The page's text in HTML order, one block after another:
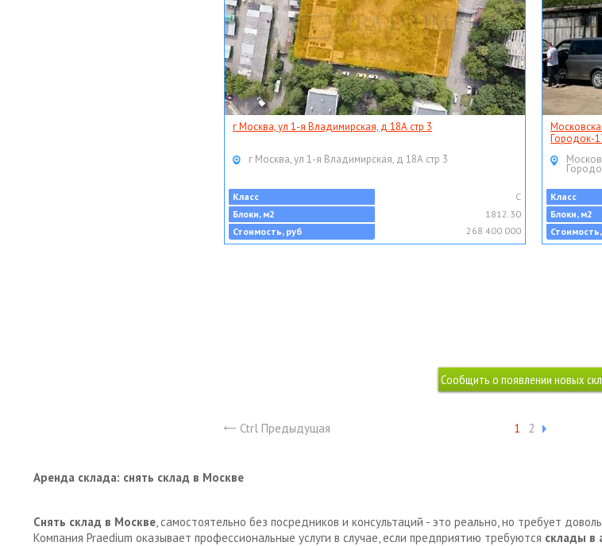
г Москва, ул 1-я Владимирская, д 18А стр 3
г Москва, ул 1-я Владимирская, д 18А стр 3
Класс
C
Блоки, м2
1812.30
Стоимость, руб
268 400 000
Городок-
Класс
Блоки, м2
Ctrl Предыдущая 1 2
Аренда склада: снять склад в Москве
Снять склад в Москве, самостоятельно без посредников и консультаций - это реально, но требует
Компания Praedium оказывает профессиональные услуги в случае, если предприятию требуются склады в